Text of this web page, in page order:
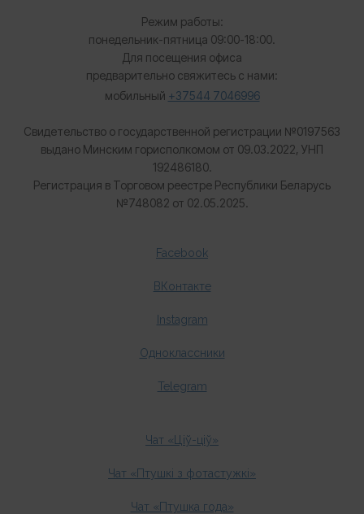
Режим работы:
понедельник-пятница 09:00-18:00.
Для посещения офиса
предварительно свяжитесь с нами:
мобильный +37544 7046996
Свидетельство о государственной регистрации №0197563
выдано Минским горисполкомом от 09.03.2022, УНП
192486180.
Регистрация в Торговом реестре Республики Беларусь
№748082 от 02.05.2025.
Facebook
ВКонтакте
Instagram
Одноклассники
Telegram
Чат «Ціў-ціў»
Чат «Птушкі з фотастужкі»
Чат «Птушка года»